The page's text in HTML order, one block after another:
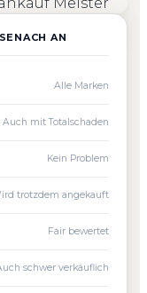
AN
Alle Marken
Auch mit Totalschaden
Kein Problem
trotzdem angekauft
Fair bewertet
schwer verkäuflich